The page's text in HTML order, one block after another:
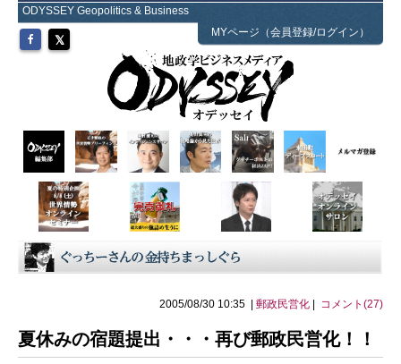
ODYSSEY Geopolitics & Business
MYページ（会員登録/ログイン）
2005/08/30 10:35 | 郵政民営化 コメント(27)
夏休みの宿題提出・・・再び郵政民営化！！